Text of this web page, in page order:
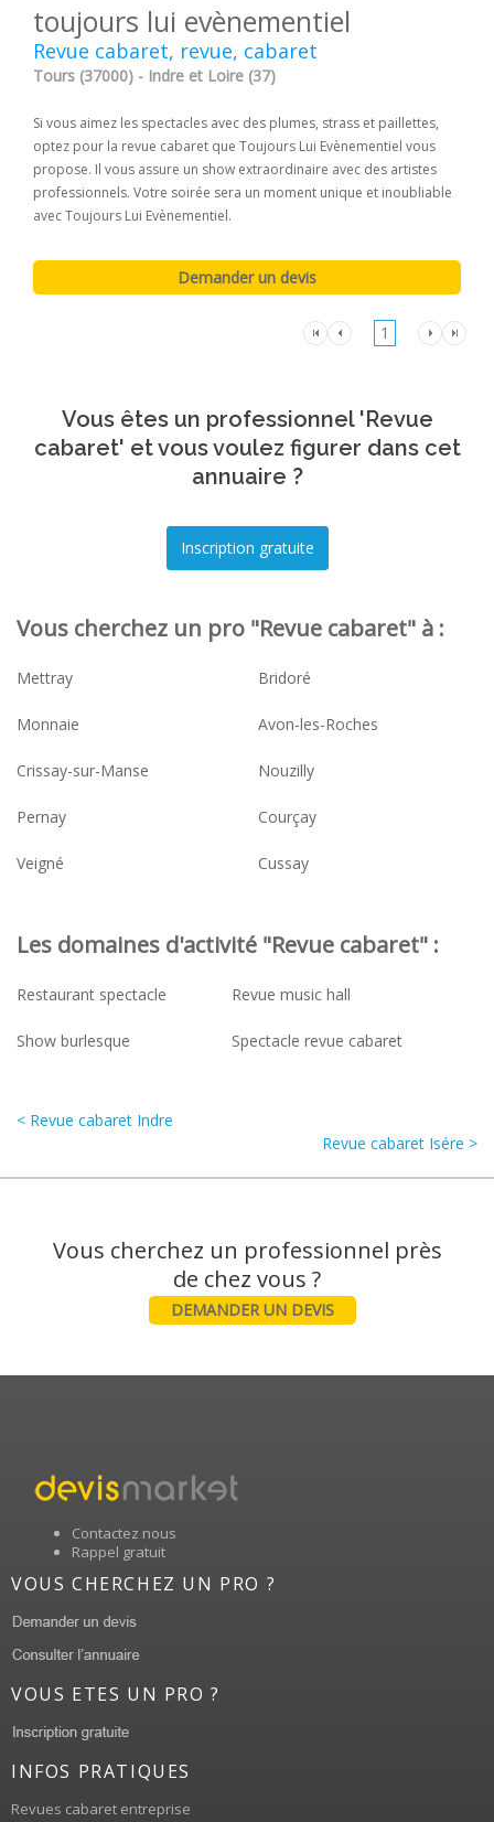
toujours lui evènementiel
Revue cabaret, revue, cabaret
Tours (37000) - Indre et Loire (37)
Si vous aimez les spectacles avec des plumes, strass et paillettes,
optez pour la revue cabaret que Toujours Lui Evènementiel vous
propose. Il vous assure un show extraordinaire avec des artistes
professionnels. Votre soirée sera un moment unique et inoubliable
avec Toujours Lui Evènementiel.
1
Vous êtes un professionnel 'Revue
cabaret' et vous voulez figurer dans cet
annuaire ?
Vous cherchez un pro "Revue cabaret" à :
Mettray Bridoré
Monnaie Avon-les-Roches
Crissay-sur-Manse Nouzilly
Pernay Courçay
Veigné Cussay
Les domaines d'activité "Revue cabaret" :
Restaurant spectacle Revue music hall
Show burlesque Spectacle revue cabaret
< Revue cabaret Indre
Revue cabaret Isére >
Vous cherchez un professionnel près
DEMANDER UN DEVIS
Contactez nous
Rappel gratuit
VOUS CHERCHEZ UN PRO ?
VOUS ETES UN PRO ?
INFOS PRATIQUES
Revues cabaret entreprise